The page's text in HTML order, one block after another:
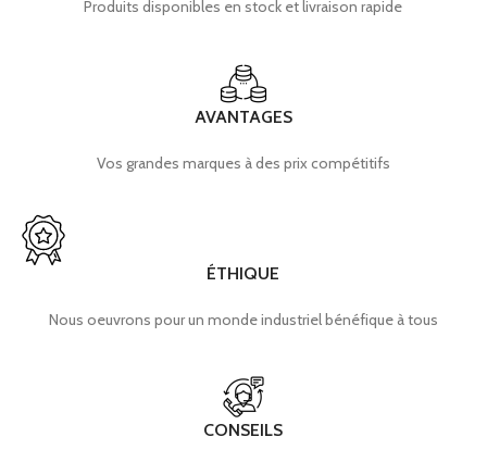
Produits disponibles en stock et livraison rapide
AVANTAGES
Vos grandes marques à des prix compétitifs
ÉTHIQUE
Nous oeuvrons pour un monde industriel bénéfique à tous
CONSEILS